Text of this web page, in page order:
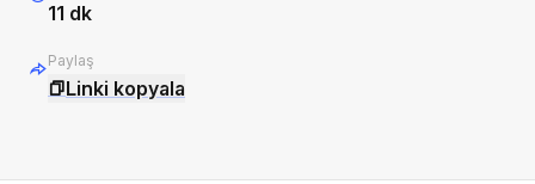
11 dk
Paylaş
Linki kopyala